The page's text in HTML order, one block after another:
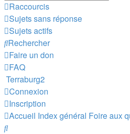
Raccourcis
Sujets sans réponse
Sujets actifs
Rechercher
Faire un don
FAQ
Terraburg2
Connexion
Inscription
Accueil Index général Foire aux
Rechercher